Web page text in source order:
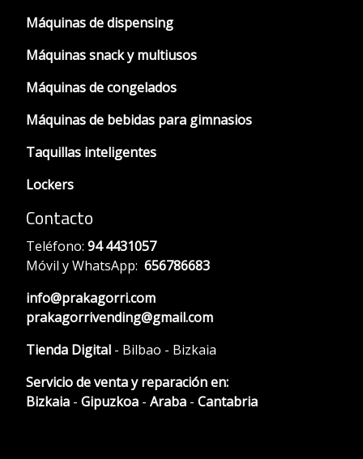
Máquinas de dispensing
Máquinas snack y multiusos
Máquinas de congelados
Máquinas de bebidas para gimnasios
Taquillas inteligentes
Lockers
Contacto
Teléfono: 94 4431057
Móvil y WhatsApp: 656786683
info@prakagorri.com
prakagorrivending@gmail.com
Tienda Digital - Bilbao - Bizkaia
Servicio de venta y reparación en:
Bizkaia - Gipuzkoa - Araba - Cantabria